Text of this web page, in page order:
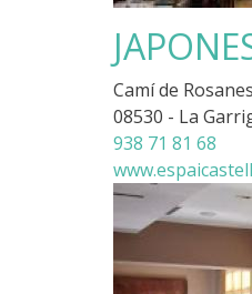
Camí de
08530 - La
938 71 81 68